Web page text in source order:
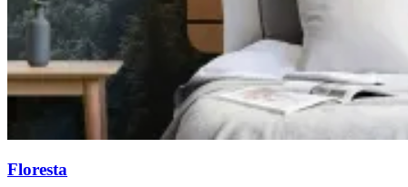
Floresta